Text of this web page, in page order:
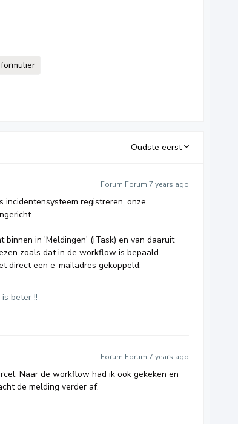
Oudste eerst
Forum|Forum|7 years ago
incidentensysteem registreren, onze
binnen in 'Meldingen' (iTask) en van daaruit
zoals dat in de workflow is bepaald.
direct een e-mailadres gekoppeld.
beter !!
Forum|Forum|7 years ago
Naar de workflow had ik ook gekeken en
de melding verder af.